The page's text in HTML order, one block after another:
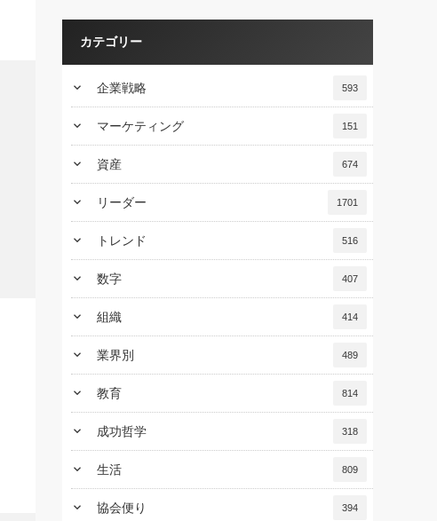
カテゴリー
keyboard_arrow_down 企業戦略 593
keyboard_arrow_down マーケティング 151
keyboard_arrow_down 資産 674
keyboard_arrow_down リーダー 1701
keyboard_arrow_down トレンド 516
keyboard_arrow_down 数字 407
keyboard_arrow_down 組織 414
keyboard_arrow_down 業界別 489
keyboard_arrow_down 教育 814
keyboard_arrow_down 成功哲学 318
keyboard_arrow_down 生活 809
keyboard_arrow_down 協会便り 394